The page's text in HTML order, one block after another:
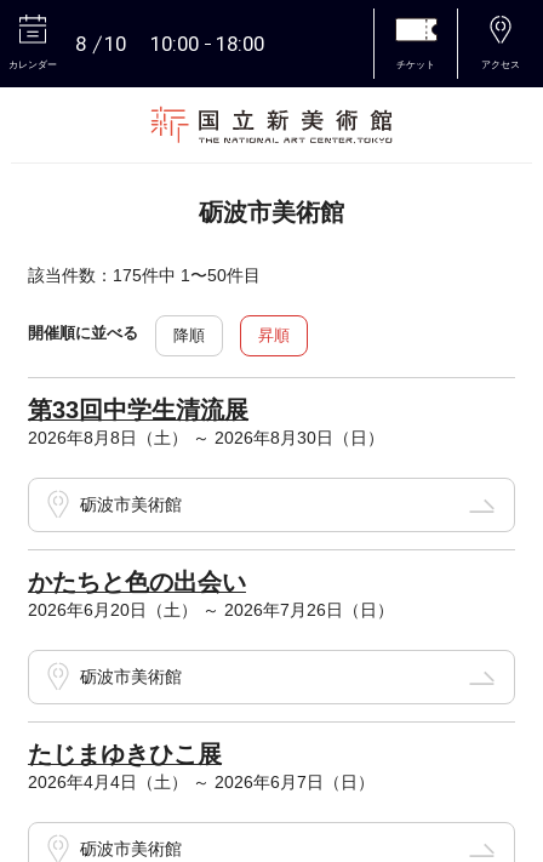
カレンダー
8 10 10:00 18:00
チケット アクセス
砺波市美術館
該当件数：175件中 1〜50件目
開催順に並べる 降順 昇順
第33回中学生清流展
2026年8月8日（土） ～ 2026年8月30日（日）
砺波市美術館
かたちと色の出会い
2026年6月20日（土） ～ 2026年7月26日（日）
砺波市美術館
たじまゆきひこ展
2026年4月4日（土） ～ 2026年6月7日（日）
砺波市美術館